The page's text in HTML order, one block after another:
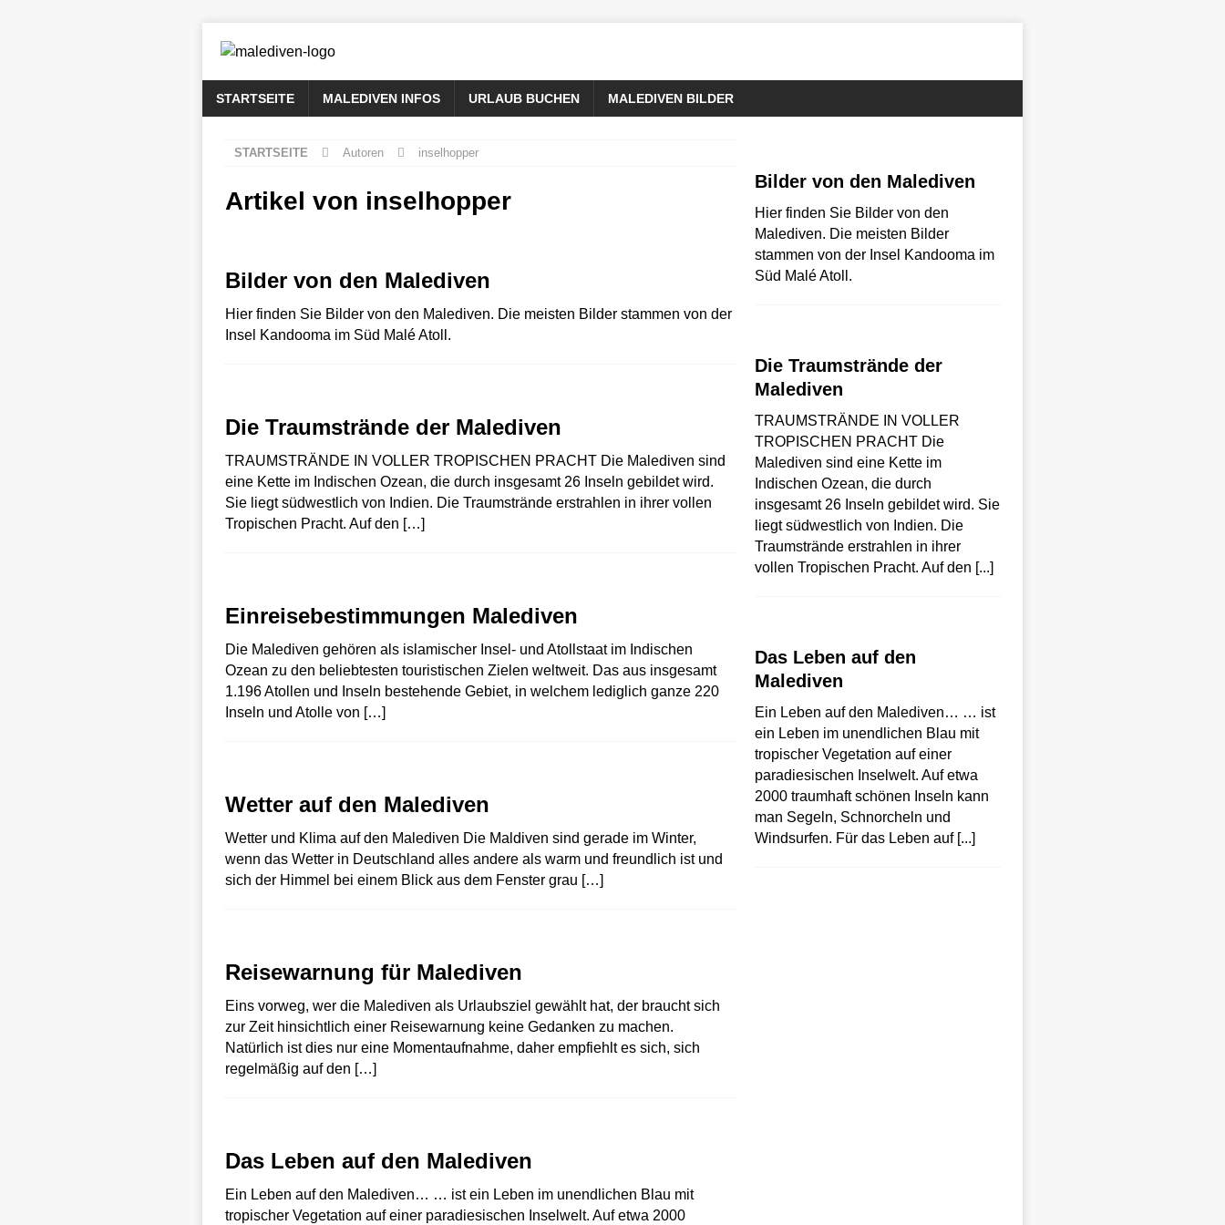
STARTSEITE MALEDIVEN INFOS URLAUB BUCHEN MALEDIVEN BILDER
STARTSEITE Autoren inselhopper
Artikel von inselhopper
Bilder von den Malediven
Hier finden Sie Bilder von den Malediven. Die meisten Bilder stammen von der
Insel Kandooma im Süd Malé Atoll.
Die Traumstrände der Malediven
TRAUMSTRÄNDE IN VOLLER TROPISCHEN PRACHT Die Malediven sind
eine Kette im Indischen Ozean, die durch insgesamt 26 Inseln gebildet wird.
Sie liegt südwestlich von Indien. Die Traumstrände erstrahlen in ihrer vollen
Tropischen Pracht. Auf den […]
Einreisebestimmungen Malediven
Die Malediven gehören als islamischer Insel- und Atollstaat im Indischen
Ozean zu den beliebtesten touristischen Zielen weltweit. Das aus insgesamt
1.196 Atollen und Inseln bestehende Gebiet, in welchem lediglich ganze 220
Inseln und Atolle von […]
Wetter auf den Malediven
Wetter und Klima auf den Malediven Die Maldiven sind gerade im Winter,
wenn das Wetter in Deutschland alles andere als warm und freundlich ist und
sich der Himmel bei einem Blick aus dem Fenster grau […]
Reisewarnung für Malediven
Eins vorweg, wer die Malediven als Urlaubsziel gewählt hat, der braucht sich
zur Zeit hinsichtlich einer Reisewarnung keine Gedanken zu machen.
Natürlich ist dies nur eine Momentaufnahme, daher empfiehlt es sich, sich
regelmäßig auf den […]
Das Leben auf den Malediven
Ein Leben auf den Malediven… … ist ein Leben im unendlichen Blau mit
tropischer Vegetation auf einer paradiesischen Inselwelt. Auf etwa 2000
Bilder von den Malediven
Hier finden Sie Bilder von den
Malediven. Die meisten Bilder
stammen von der Insel Kandooma im
Süd Malé Atoll.
Die Traumstrände der
Malediven
TRAUMSTRÄNDE IN VOLLER
TROPISCHEN PRACHT Die
Malediven sind eine Kette im
Indischen Ozean, die durch
insgesamt 26 Inseln gebildet wird. Sie
liegt südwestlich von Indien. Die
Traumstrände erstrahlen in ihrer
vollen Tropischen Pracht. Auf den [...]
Das Leben auf den
Malediven
Ein Leben auf den Malediven… … ist
ein Leben im unendlichen Blau mit
tropischer Vegetation auf einer
paradiesischen Inselwelt. Auf etwa
2000 traumhaft schönen Inseln kann
man Segeln, Schnorcheln und
Windsurfen. Für das Leben auf [...]